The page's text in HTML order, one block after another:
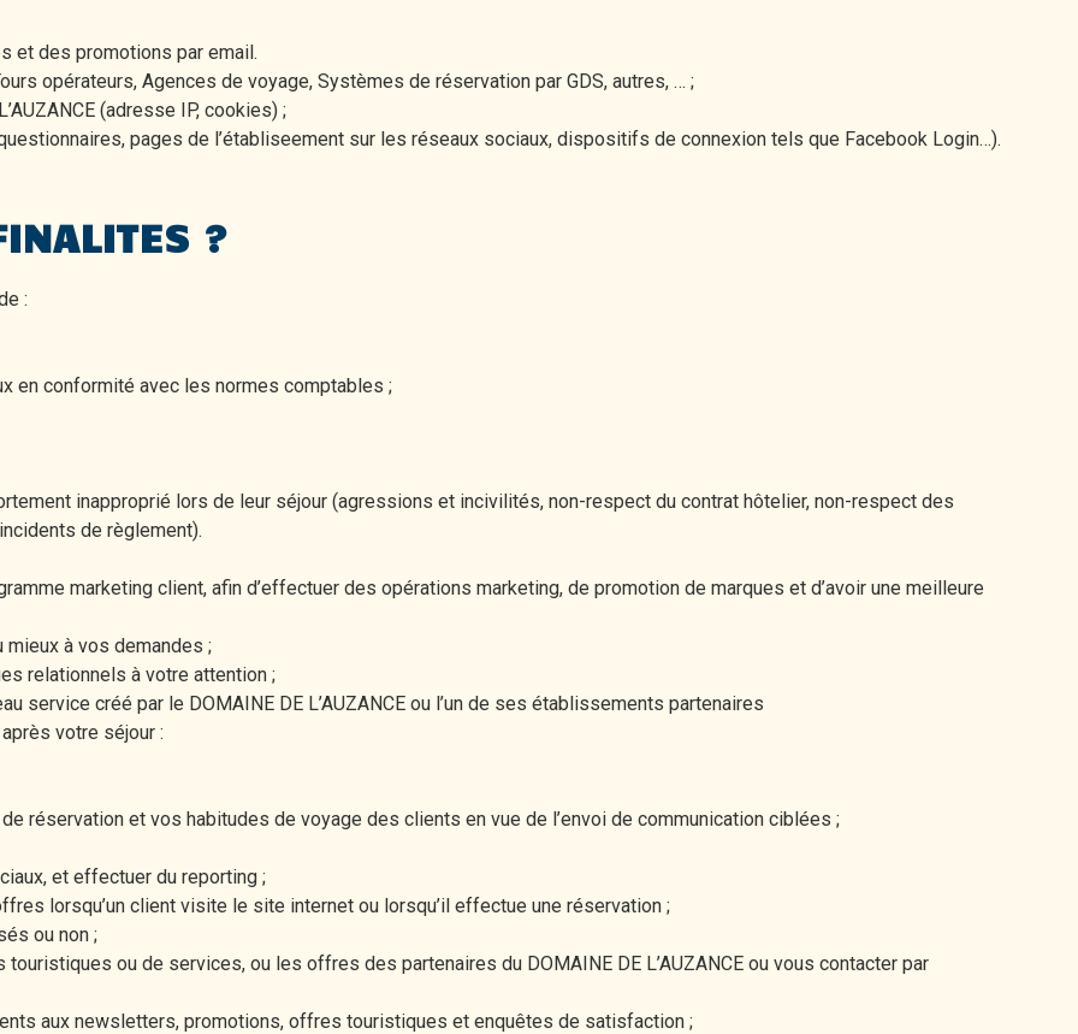
et des promotions par email.
opérateurs, Agences de voyage, Systèmes de réservation par GDS, autres, … ;
(adresse IP, cookies) ;
pages de l’établiseement sur les réseaux sociaux, dispositifs de connexion tels que Facebook Login…).
?
:
conformité avec les normes comptables ;
inapproprié lors de leur séjour (agressions et incivilités, non-respect du contrat hôtelier, non-respect des
de règlement).
marketing client, afin d’effectuer des opérations marketing, de promotion de marques et d’avoir une meilleure
à vos demandes ;
relationnels à votre attention ;
créé par le DOMAINE DE L’AUZANCE ou l’un de ses établissements partenaires
votre séjour :
réservation et vos habitudes de voyage des clients en vue de l’envoi de communication ciblées ;
et effectuer du reporting ;
lorsqu’un client visite le site internet ou lorsqu’il effectue une réservation ;
ou non ;
ou de services, ou les offres des partenaires du DOMAINE DE L’AUZANCE ou vous contacter par
aux newsletters, promotions, offres touristiques et enquêtes de satisfaction ;